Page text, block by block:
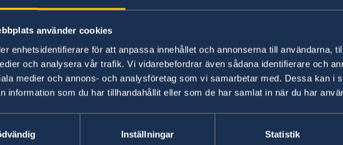
använder cookies
enhetsidentifierare för att anpassa innehållet och annonserna till användarna,
och analysera vår trafik. Vi vidarebefordrar även sådana identifierare och
medier och annons- och analysföretag som vi samarbetar med. Dessa kan i
information som du har tillhandahållit eller som de har samlat in när du har
Inställningar Statistik
Läs pressmeddelandet om
Läs hela utrikesdeklarationen på